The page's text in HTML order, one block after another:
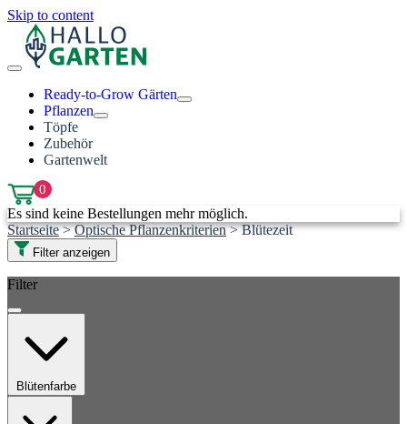
Skip to content
Ready-to-Grow Gärten
Pflanzen
Töpfe
Zubehör
Gartenwelt
0
Es sind keine Bestellungen mehr möglich.
Startseite > Optische Pflanzenkriterien > Blütezeit
Filter anzeigen
Filter
Blütenfarbe